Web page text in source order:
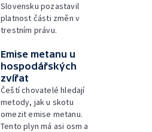
Slovensku pozastavil
platnost části změn v
trestním právu.
Emise metanu u
hospodářských
zvířat
Čeští chovatelé hledají
metody, jak u skotu
omezit emise metanu.
Tento plyn má asi osm a